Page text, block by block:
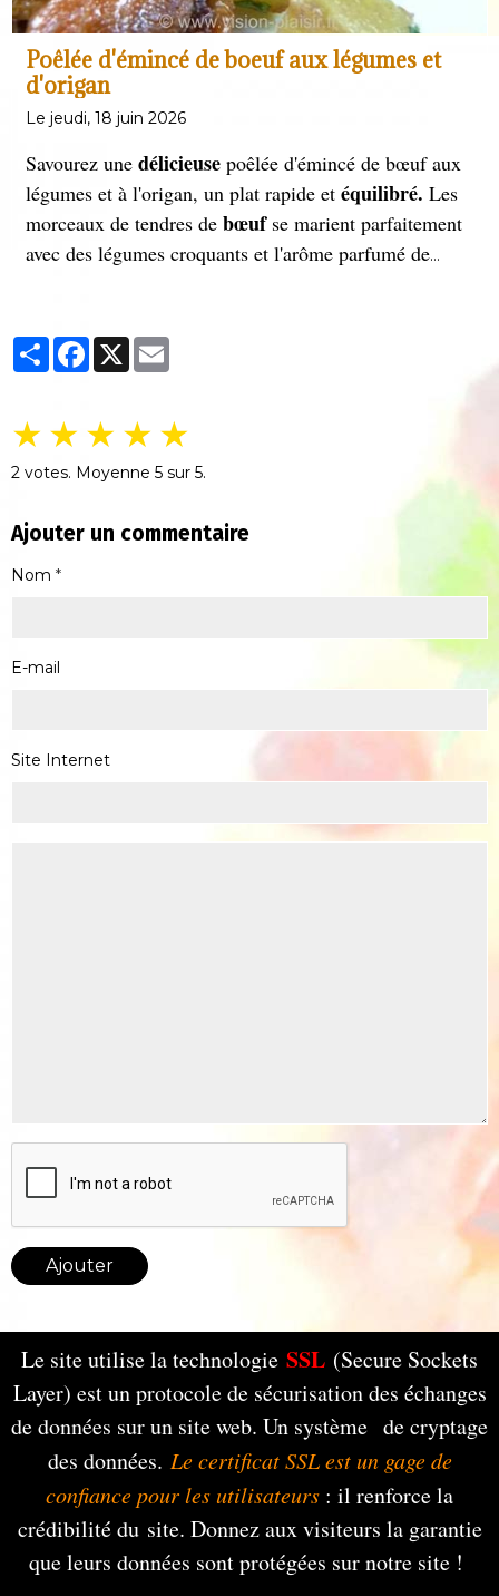
Poêlée d'émincé de boeuf aux légumes et
d'origan
Le jeudi, 18 juin 2026
Savourez une délicieuse poêlée d'émincé de bœuf aux
légumes et à l'origan, un plat rapide et équilibré. Les
morceaux de tendres de bœufse marient parfaitement
avec des légumes croquants et l'arôme parfumé de
PartagerFacebook
X
★ ★ ★ ★ ★
2 votes. Moyenne 5 sur 5.
Ajouter un commentaire
Nom
E-mail
Site Internet
Ajouter
Le site utilise la technologie SSL (Secure Sockets
Layer) est un protocole de sécurisation des échanges
de données sur un site web. Un système de cryptage
des données. Le certificat SSL est un gage de
confiance pour les utilisateurs : il renforce la
crédibilité du site. Donnez aux visiteurs la garantie
que leurs données sont protégées sur notre site !